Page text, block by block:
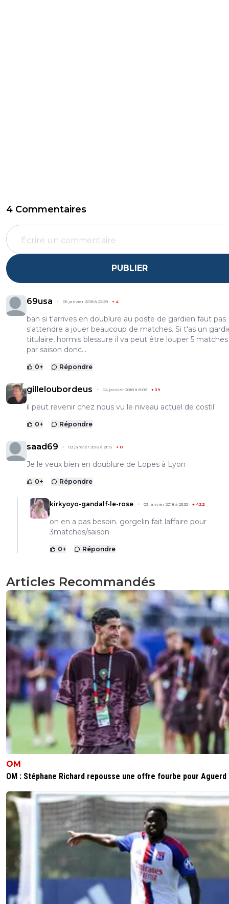
4 Commentaires
PUBLIER
69usa 05 janvier 2018 à 22:29 + 4
bah si t'arrives en doublure au poste de gardien faut pas
s'attendre a jouer beaucoup de matches. Si t'as un
titulaire, hormis blessure il va peut être louper 5
par saison donc...
0+ Répondre
gilleloubordeus 04 janvier 2018 à 8:08 + 39
il peut revenir chez nous vu le niveau actuel de costil
0+ Répondre
saad69 03 janvier 2018 à 21:15 + 0
Je le veux bien en doublure de Lopes à Lyon
0+ Répondre
kirkyoyo-gandalf-le-rose 03 janvier 2018 à 23:32 + 422
on en a pas besoin. gorgelin fait laffaire pour
3matches/saison
0+ Répondre
Articles Recommandés
OM
OM : Stéphane Richard repousse une offre fourbe pour Aguerd